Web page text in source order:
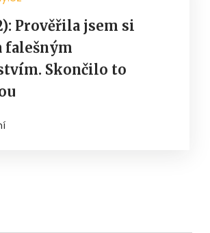
Prověřila jsem si
falešným
Skončilo to